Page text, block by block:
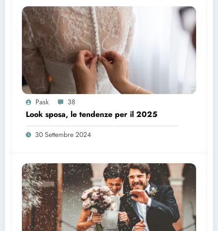
Pask 38
Look sposa, le tendenze per il 2025
30 Settembre 2024